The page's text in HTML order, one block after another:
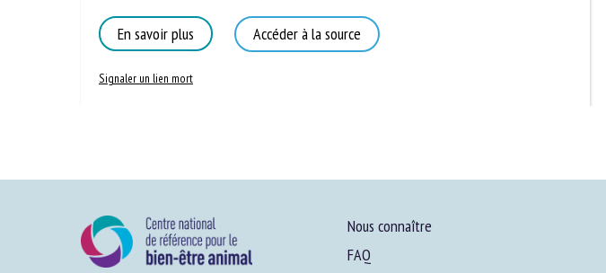
En savoir plus Accéder à la source
Signaler un lien mort
Nous connaître
FAQ